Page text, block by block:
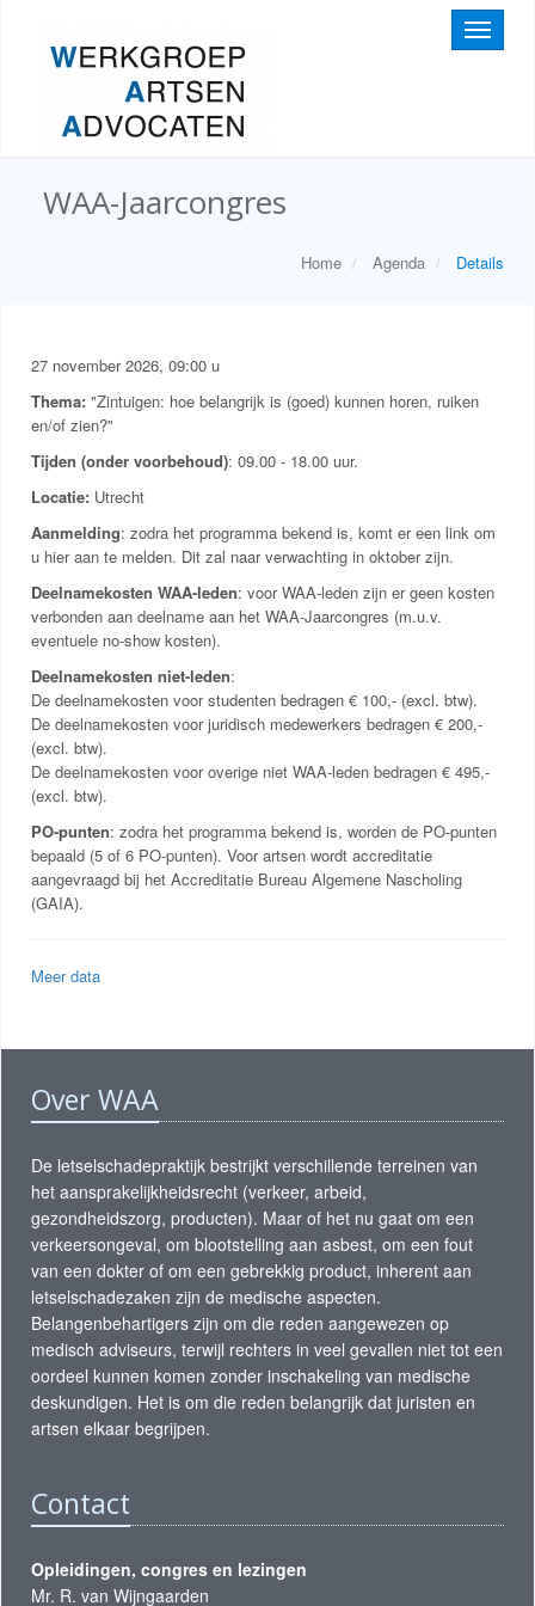
Toggle
WAA-Jaarcongres
Home Agenda Details
27 november 2026, 09:00 u
Thema: "Zintuigen: hoe belangrijk is (goed) kunnen horen, ruiken
en/of zien?"
Tijden (onder voorbehoud): 09.00 - 18.00 uur.
Locatie: Utrecht
Aanmelding: zodra het programma bekend is, komt er een link om
u hier aan te melden. Dit zal naar verwachting in oktober zijn.
Deelnamekosten WAA-leden: voor WAA-leden zijn er geen kosten
verbonden aan deelname aan het WAA-Jaarcongres (m.u.v.
eventuele no-show kosten).
Deelnamekosten niet-leden:
De deelnamekosten voor studenten bedragen € 100,- (excl. btw).
De deelnamekosten voor juridisch medewerkers bedragen € 200,-
(excl. btw).
De deelnamekosten voor overige niet WAA-leden bedragen € 495,-
(excl. btw).
PO-punten: zodra het programma bekend is, worden de PO-punten
bepaald (5 of 6 PO-punten). Voor artsen wordt accreditatie
aangevraagd bij het Accreditatie Bureau Algemene Nascholing
(GAIA).
Meer data
Over WAA
De letselschadepraktijk bestrijkt verschillende terreinen van
het aansprakelijkheidsrecht (verkeer, arbeid,
gezondheidszorg, producten). Maar of het nu gaat om een
verkeersongeval, om blootstelling aan asbest, om een fout
van een dokter of om een gebrekkig product, inherent aan
letselschadezaken zijn de medische aspecten.
Belangenbehartigers zijn om die reden aangewezen op
medisch adviseurs, terwijl rechters in veel gevallen niet tot een
oordeel kunnen komen zonder inschakeling van medische
deskundigen. Het is om die reden belangrijk dat juristen en
artsen elkaar begrijpen.
Contact
Opleidingen, congres en lezingen
Mr. R. van Wijngaarden